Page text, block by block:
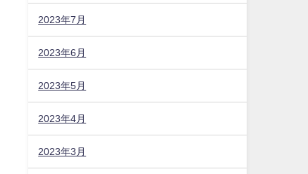
2023年7月
2023年6月
2023年5月
2023年4月
2023年3月